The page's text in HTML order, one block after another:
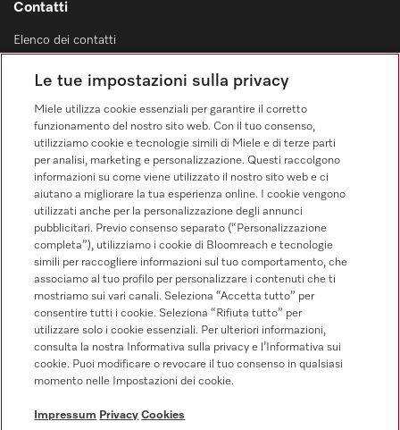
Contatti
Elenco dei contatti
0471 666 319
0471 666 319
Segui Miele Professional
Tutela della privacy
Le tue impostazioni sulla privacy
Miele utilizza cookie essenziali per garantire il corretto
funzionamento del nostro sito web. Con il tuo consenso,
utilizziamo cookie e tecnologie simili di Miele e di terze parti
per analisi, marketing e personalizzazione. Questi raccolgono
informazioni su come viene utilizzato il nostro sito web e ci
aiutano a migliorare la tua esperienza online. I cookie vengono
utilizzati anche per la personalizzazione degli annunci
pubblicitari. Previo consenso separato (“Personalizzazione
completa”), utilizziamo i cookie di Bloomreach e tecnologie
simili per raccogliere informazioni sul tuo comportamento, che
associamo al tuo profilo per personalizzare i contenuti che ti
mostriamo sui vari canali. Seleziona “Accetta tutto” per
consentire tutti i cookie. Seleziona “Rifiuta tutto” per
utilizzare solo i cookie essenziali. Per ulteriori informazioni,
consulta la nostra Informativa sulla privacy e l’Informativa sui
cookie. Puoi modificare o revocare il tuo consenso in qualsiasi
momento nelle Impostazioni dei cookie.
Impressum Privacy Cookies